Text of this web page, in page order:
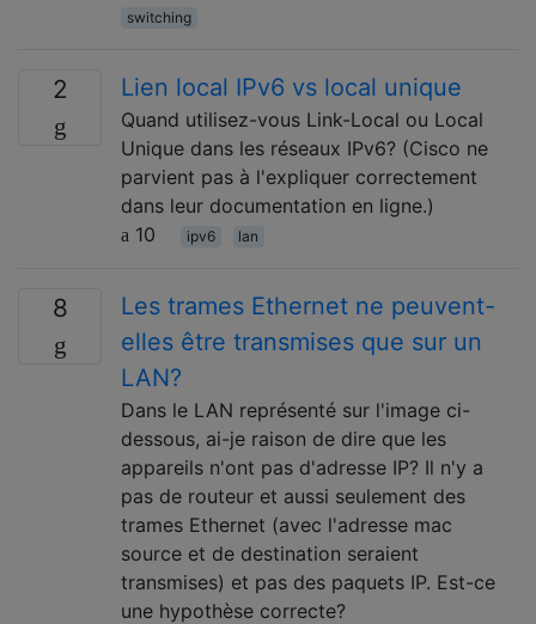
switching
2 Lien local IPv6 vs local unique
Quand utilisez-vous Link-Local ou Local
Unique dans les réseaux IPv6? (Cisco ne
parvient pas à l'expliquer correctement
dans leur documentation en ligne.)
10
ipv6 lan
8
Les trames Ethernet ne peuvent-
elles être transmises que sur un
LAN?
Dans le LAN représenté sur l'image ci-
dessous, ai-je raison de dire que les
appareils n'ont pas d'adresse IP? Il n'y a
pas de routeur et aussi seulement des
trames Ethernet (avec l'adresse mac
source et de destination seraient
transmises) et pas des paquets IP. Est-ce
une hypothèse correcte?